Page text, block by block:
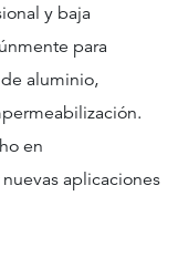
y baja
para
aluminio,
en
aplicaciones